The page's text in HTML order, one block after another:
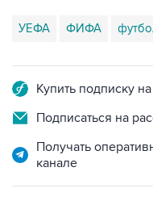
УЕФА ФИФА
Купить подписку
Подписаться на
Получать
канале